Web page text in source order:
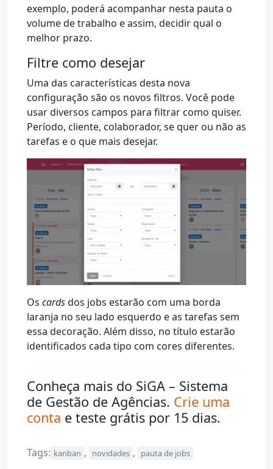
exemplo, poderá acompanhar nesta pauta o
volume de trabalho e assim, decidir qual o
melhor prazo.
Filtre como desejar
Uma das características desta nova
configuração são os novos filtros. Você pode
usar diversos campos para filtrar como quiser.
Período, cliente, colaborador, se quer ou não as
tarefas e o que mais desejar.
Os cardsdos jobs estarão com uma borda
laranja no seu lado esquerdo e as tarefas sem
essa decoração. Além disso, no título estarão
identificados cada tipo com cores diferentes.
Conheça mais do SiGA – Sistema
de Gestão de Agências. Crie uma
conta e teste grátis por 15 dias.
Tags: kanban , novidades , pauta de jobs